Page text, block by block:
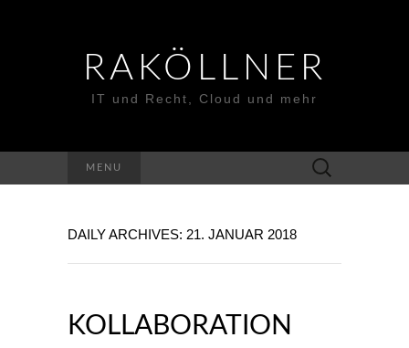
RAKÖLLNER
IT und Recht, Cloud und mehr
MENU
Suchen
nach:
DAILY ARCHIVES: 21. JANUAR 2018
KOLLABORATION